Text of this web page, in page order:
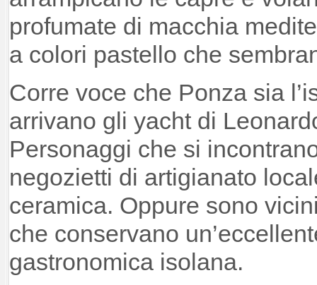
profumate di macchia
a colori pastello che
Corre voce che Ponza sia
arrivano gli yacht di
Personaggi che si
negozietti di artigianato
ceramica. Oppure sono
che conservano
gastronomica isolana.